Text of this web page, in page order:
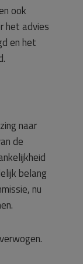
ook
het advies
en het
naar
de
belang
nu